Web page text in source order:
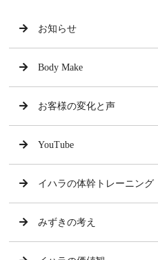
お知らせ
Body Make
お客様の変化と声
YouTube
イハラの体幹トレーニング
みずきの考え